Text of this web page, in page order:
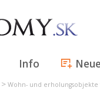
Info
> Wohn- und erholungsobjekte